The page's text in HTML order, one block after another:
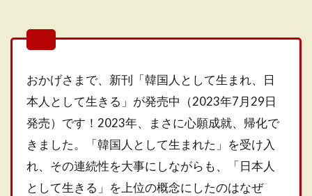
おかげさまで、新刊「韓国人として生まれ、日
本人として生きる」が発売中（2023年7月29日
発売）です！2023年、まさに心願成就、帰化で
きました。「韓国人として生まれた」を受け入
れ、その連続性を大事にしながらも、「日本人
として生きる」を上位の概念にしたのはなぜ